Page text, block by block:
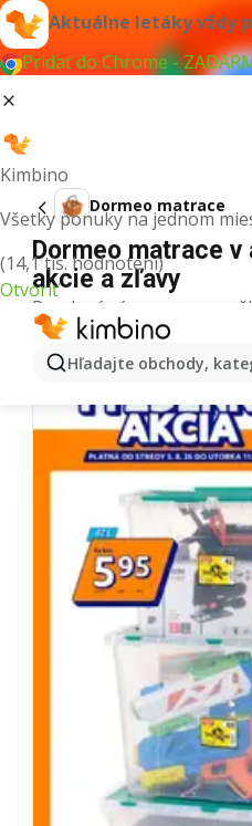
Aktuálne letáky vždy
Pridať do Chrome -
Kimbino
Všetky ponuky na jednom
(14,1 tis. hodnotení)
Otvoriť
Hľadajte obchody,
Dormeo matrace
Dormeo matrace
akcie a zľavy
Pre daný výraz sme
Ďalšie letáky z